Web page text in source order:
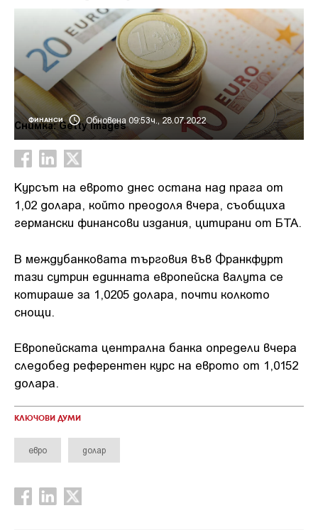
ФИНАНСИ Обновена 09:53ч., 28.07.2022
Снимка: Getty images
Курсът на еврото днес остана над прага от
1,02 долара, който преодоля вчера, съобщиха
германски финансови издания, цитирани от БТА.
В междубанковата търговия във Франкфурт
тази сутрин единната европейска валута се
котираше за 1,0205 долара, почти колкото
снощи.
Европейската централна банка определи вчера
следобед референтен курс на еврото от 1,0152
долара.
КЛЮЧОВИ ДУМИ
евро долар